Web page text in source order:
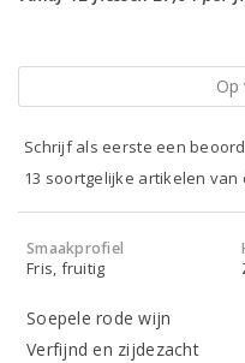
Schrijf als eerste een
13 soortgelijke artikelen
Smaakprofiel
Fris, fruitig
Soepele rode wijn
Verfijnd en zijdezacht